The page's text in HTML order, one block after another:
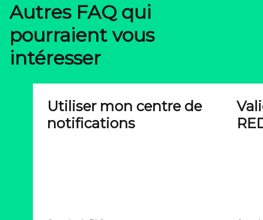
Autres FAQ qui
pourraient vous
intéresser
Utiliser mon centre de
notifications